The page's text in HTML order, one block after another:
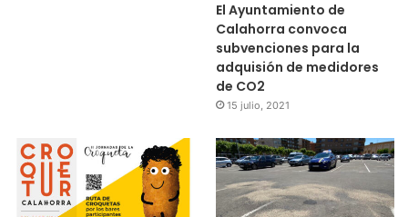
El Ayuntamiento de
Calahorra convoca
subvenciones para la
adquisión de medidores
de CO2
15 julio, 2021